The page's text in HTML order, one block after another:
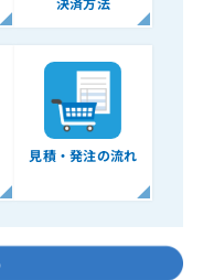
見積・発注の流れ